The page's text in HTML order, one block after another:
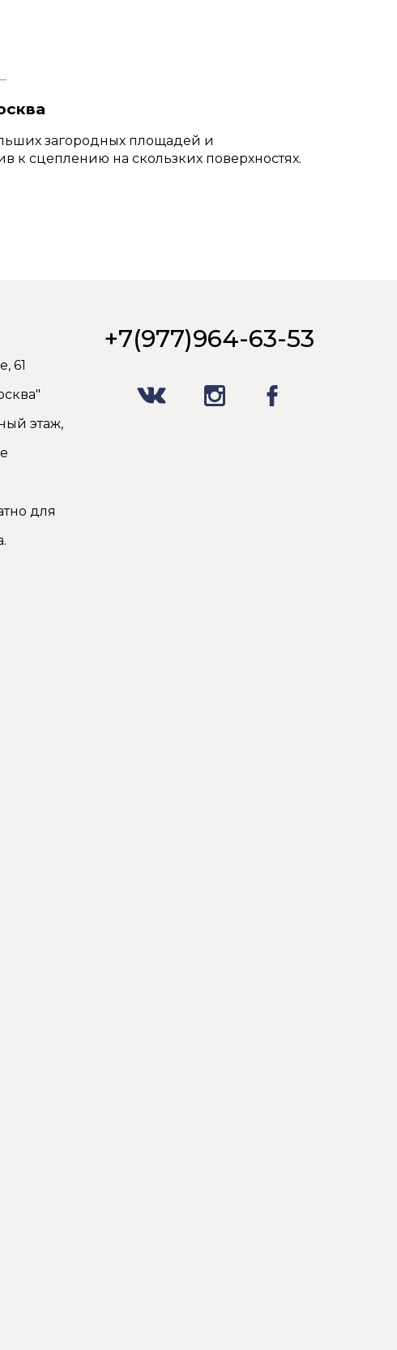
загородных площадей и
к сцеплению на скользких поверхностях.
61
этаж,
для
+7(977)964-63-53